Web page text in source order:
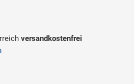
versandkostenfrei